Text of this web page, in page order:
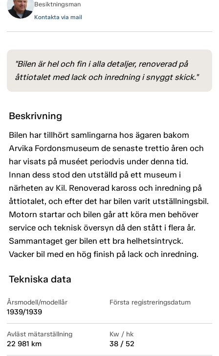
Besiktningsman
Kontakta via mail
"Bilen är hel och fin i alla detaljer, renoverad på
åttiotalet med lack och inredning i snyggt skick."
Beskrivning
Bilen har tillhört samlingarna hos ägaren bakom
Arvika Fordonsmuseum de senaste trettio åren och
har visats på muséet periodvis under denna tid.
Innan dess stod den utställd på ett museum i
närheten av Kil. Renoverad kaross och inredning på
åttiotalet, och efter det har bilen varit utställningsbil.
Motorn startar och bilen går att köra men behöver
service och teknisk översyn då den stått i flera år.
Sammantaget ger bilen ett bra helhetsintryck.
Vacker bil med en hög finish på lack och inredning.
Tekniska data
Årsmodell/modellår
1939/1939
Första registreringsdatum
Avläst mätarställning
22 981 km
Kw / hk
38 / 52